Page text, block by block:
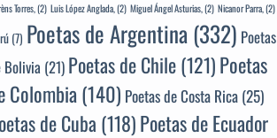
Torres,(2) Luis López Anglada,(2) Miguel Ángel Asturias,(2) Nicanor Parra,(2)
(7) Poetas de Argentina(332) Poetas
Bolivia(21) Poetas de Chile(121)Poetas
Colombia(140) Poetas de Costa Rica(25)
de Cuba (118)Poetas de Ecuador